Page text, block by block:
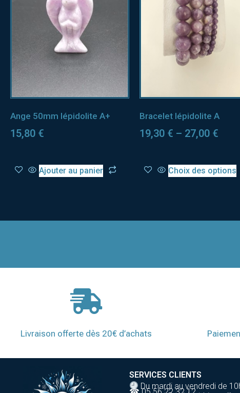
Ange 50mm lépidolite A+
15,80 €
Ajouter au panier
Bracelet lépidolite A
19,30 € – 27,00 €
Choix des options
Livraison offerte dès 20€ d’achats
SERVICES CLIENTS
Du mardi au vendredi de